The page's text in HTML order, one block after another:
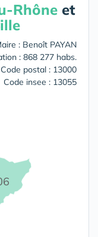
Rhône et
: Benoît PAYAN
: 868 277 habs.
Code postal : 13000
Code insee : 13055